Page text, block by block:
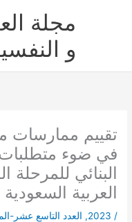
مجلة
و
تقييم ممارسات
في ضوء متطلبات
البنائي للمرحلة
العربية السعودية
/
2023
, العدد التاسع عشر-